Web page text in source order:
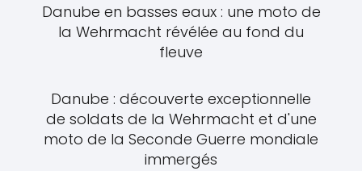
Danube en basses eaux : une moto de
la Wehrmacht révélée au fond du
fleuve
Danube : découverte exceptionnelle
de soldats de la Wehrmacht et d'une
moto de la Seconde Guerre mondiale
immergés